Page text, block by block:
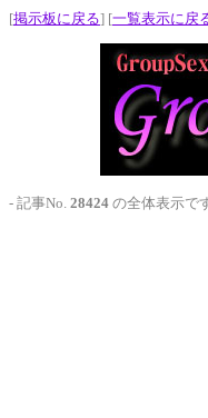
[掲示板に戻る] [一覧表示に戻
- 記事No. 28424 の全体表示で